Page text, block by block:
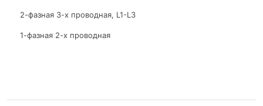
2-фазная 3-х проводная, L1-L3
1-фазная 2-х проводная